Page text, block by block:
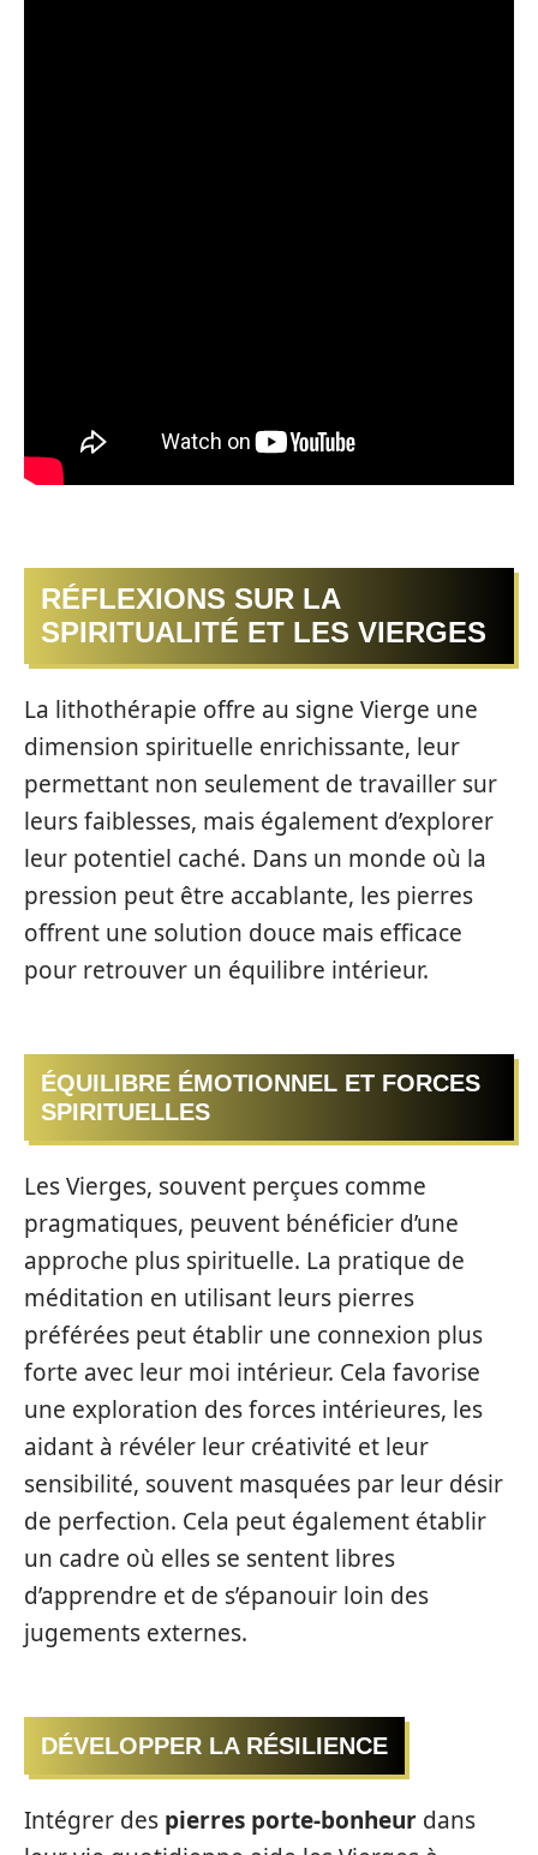
RÉFLEXIONS SUR LA
SPIRITUALITÉ ET LES VIERGES
La lithothérapie offre au signe Vierge une
dimension spirituelle enrichissante, leur
permettant non seulement de travailler sur
leurs faiblesses, mais également d’explorer
leur potentiel caché. Dans un monde où la
pression peut être accablante, les pierres
offrent une solution douce mais efficace
pour retrouver un équilibre intérieur.
ÉQUILIBRE ÉMOTIONNEL ET FORCES
SPIRITUELLES
Les Vierges, souvent perçues comme
pragmatiques, peuvent bénéficier d’une
approche plus spirituelle. La pratique de
méditation en utilisant leurs pierres
préférées peut établir une connexion plus
forte avec leur moi intérieur. Cela favorise
une exploration des forces intérieures, les
aidant à révéler leur créativité et leur
sensibilité, souvent masquées par leur désir
de perfection. Cela peut également établir
un cadre où elles se sentent libres
d’apprendre et de s’épanouir loin des
jugements externes.
DÉVELOPPER LA RÉSILIENCE
Intégrer des pierres porte-bonheur dans